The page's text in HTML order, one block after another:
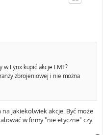
Lynx kupić akcje LMT?
zbrojeniowej i nie można
jakiekolwiek akcje. Być może
w firmy "nie etyczne" czy